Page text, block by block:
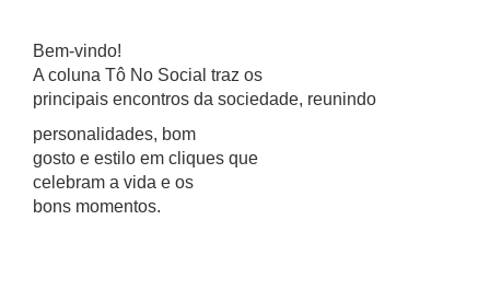
Bem-vindo!
A coluna Tô No Social traz os
principais encontros da sociedade, reunindo
personalidades, bom
gosto e estilo em cliques que
celebram a vida e os
bons momentos.